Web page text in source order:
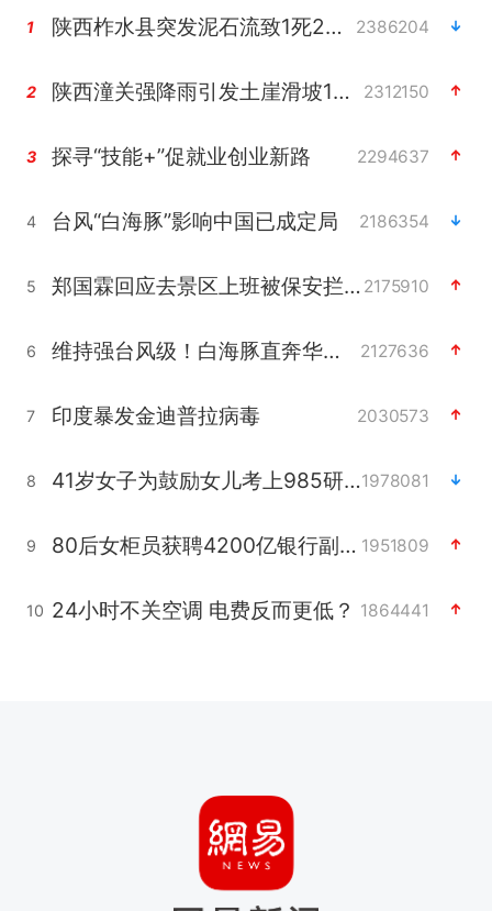
1 陕西柞水县突发泥石流致1死2失联 2386204
2 陕西潼关强降雨引发土崖滑坡1人失联 2312150
3 探寻“技能+”促就业创业新路 2294637
4 台风“白海豚”影响中国已成定局 2186354
5 郑国霖回应去景区上班被保安拦下 2175910
6 维持强台风级！白海豚直奔华东沿海 2127636
7 印度暴发金迪普拉病毒 2030573
8 41岁女子为鼓励女儿考上985研究生1978081
9 80后女柜员获聘4200亿银行副行长 1951809
10 24小时不关空调 电费反而更低？ 1864441